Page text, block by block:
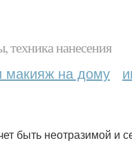
техника нанесения
макияж на дому
быть неотразимой и